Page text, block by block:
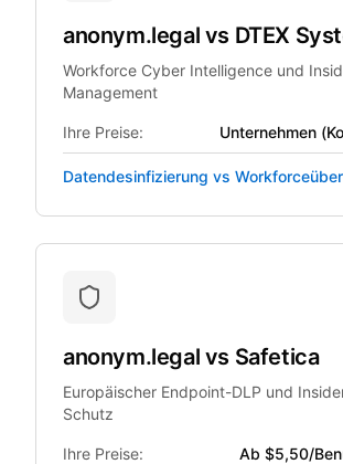
anonym.legal vs DTEX
Workforce Cyber Intelligence und
Management
Ihre Preise: Unternehmen
Datendesinfizierung vs
anonym.legal vs Safetica
Europäischer Endpoint-DLP und
Schutz
Ihre Preise: Ab $5,50/